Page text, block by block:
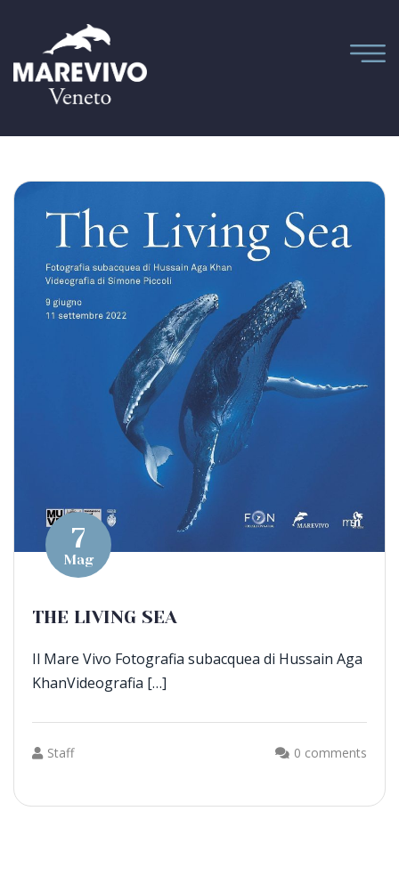
7
Mag
THE LIVING SEA
Il Mare Vivo Fotografia subacquea di Hussain Aga
KhanVideografia […]
Staff 0 comments